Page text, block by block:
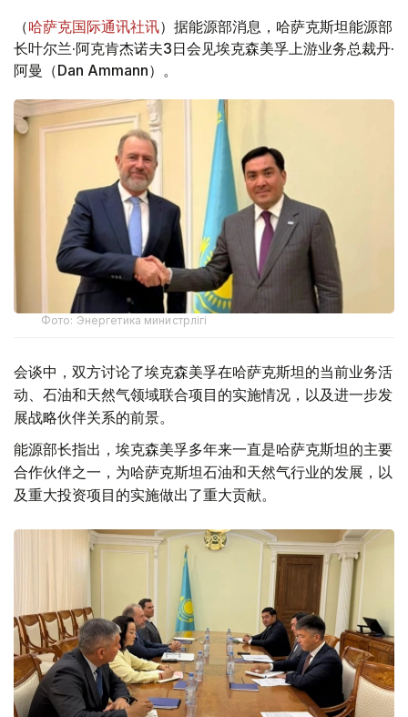
（哈萨克国际通讯社讯）据能源部消息，哈萨克斯坦能源部
长叶尔兰·阿克肯杰诺夫3日会见埃克森美孚上游业务总裁丹·
阿曼（Dan Ammann）。
Фото: Энергетика министрлігі
会谈中，双方讨论了埃克森美孚在哈萨克斯坦的当前业务活
动、石油和天然气领域联合项目的实施情况，以及进一步发
展战略伙伴关系的前景。
能源部长指出，埃克森美孚多年来一直是哈萨克斯坦的主要
合作伙伴之一，为哈萨克斯坦石油和天然气行业的发展，以
及重大投资项目的实施做出了重大贡献。